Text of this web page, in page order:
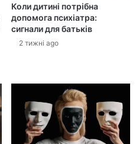
Коли дитині потрібна
допомога психіатра:
сигнали для батьків
2 тижні ago